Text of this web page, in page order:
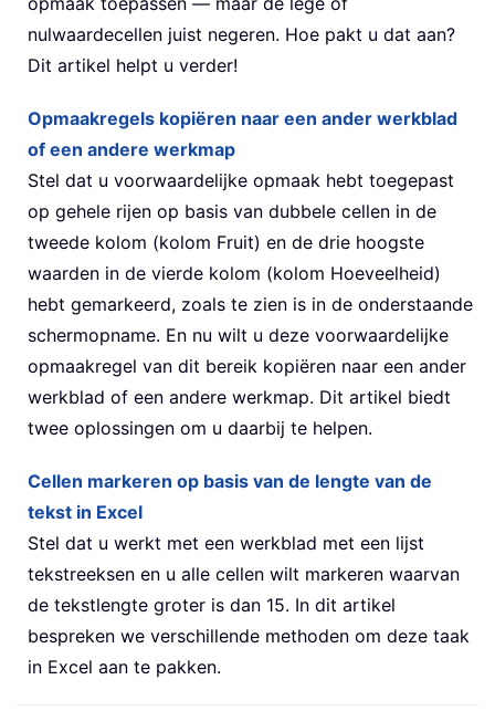
nulwaardecellen juist negeren. Hoe pakt u dat aan?
Dit artikel helpt u verder!
Opmaakregels kopiëren naar een ander werkblad
of een andere werkmap
Stel dat u voorwaardelijke opmaak hebt toegepast
op gehele rijen op basis van dubbele cellen in de
tweede kolom (kolom Fruit) en de drie hoogste
waarden in de vierde kolom (kolom Hoeveelheid)
hebt gemarkeerd, zoals te zien is in de onderstaande
schermopname. En nu wilt u deze voorwaardelijke
opmaakregel van dit bereik kopiëren naar een ander
werkblad of een andere werkmap. Dit artikel biedt
twee oplossingen om u daarbij te helpen.
Cellen markeren op basis van de lengte van de
tekst in Excel
Stel dat u werkt met een werkblad met een lijst
tekstreeksen en u alle cellen wilt markeren waarvan
de tekstlengte groter is dan 15. In dit artikel
bespreken we verschillende methoden om deze taak
in Excel aan te pakken.